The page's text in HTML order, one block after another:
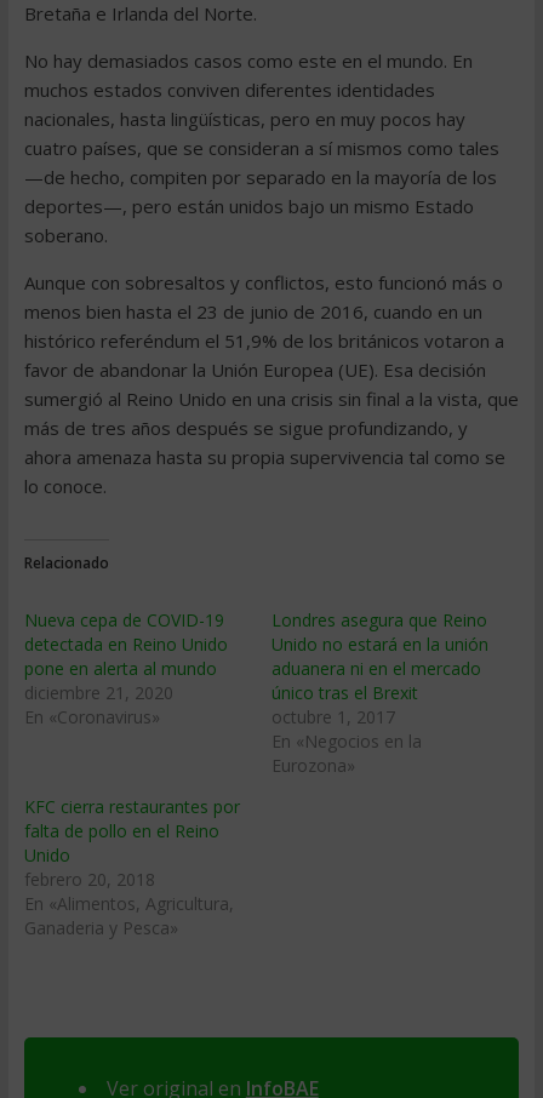
Bretaña e Irlanda del Norte.
No hay demasiados casos como este en el mundo. En
muchos estados conviven diferentes identidades
nacionales, hasta lingüísticas, pero en muy pocos hay
cuatro países, que se consideran a sí mismos como tales
—de hecho, compiten por separado en la mayoría de los
deportes—, pero están unidos bajo un mismo Estado
soberano.
Aunque con sobresaltos y conflictos, esto funcionó más o
menos bien hasta el 23 de junio de 2016, cuando en un
histórico referéndum el 51,9% de los británicos votaron a
favor de abandonar la Unión Europea (UE). Esa decisión
sumergió al Reino Unido en una crisis sin final a la vista, que
más de tres años después se sigue profundizando, y
ahora amenaza hasta su propia supervivencia tal como se
lo conoce.
Relacionado
Nueva cepa de COVID-19
detectada en Reino Unido
pone en alerta al mundo
diciembre 21, 2020
En «Coronavirus»
Londres asegura que Reino
Unido no estará en la unión
aduanera ni en el mercado
único tras el Brexit
octubre 1, 2017
En «Negocios en la
Eurozona»
KFC cierra restaurantes por
falta de pollo en el Reino
Unido
febrero 20, 2018
En «Alimentos, Agricultura,
Ganaderia y Pesca»
Ver original en InfoBAE